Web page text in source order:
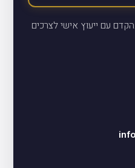
עם ייעוץ אישי לצרכים